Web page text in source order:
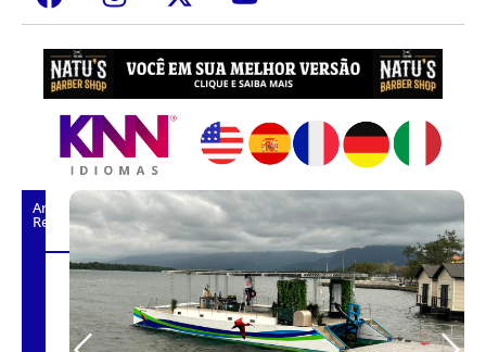
Artigos
Relacionados